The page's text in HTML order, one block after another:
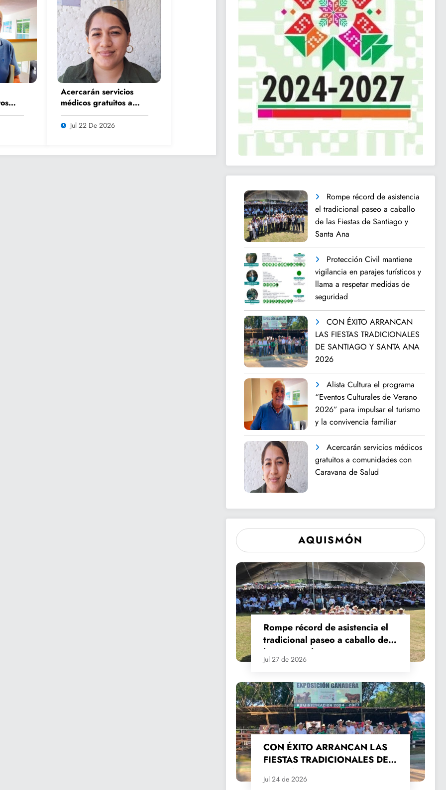
Acercarán servicios
médicos gratuitos a
comunidades con
Caravana de Salud
Jul 22 De 2026
Rompe récord de asistencia
el tradicional paseo a caballo
de las Fiestas de Santiago y
Santa Ana
Protección Civil mantiene
vigilancia en parajes turísticos y
llama a respetar medidas de
seguridad
CON ÉXITO ARRANCAN
LAS FIESTAS TRADICIONALES
DE SANTIAGO Y SANTA ANA
2026
Alista Cultura el programa
“Eventos Culturales de Verano
2026” para impulsar el turismo
y la convivencia familiar
Acercarán servicios médicos
gratuitos a comunidades con
Caravana de Salud
AQUISMÓN
Rompe récord de asistencia el
tradicional paseo a caballo de
las Fiestas de Santiago y Santa
Ana
Jul 27 de 2026
CON ÉXITO ARRANCAN LAS
FIESTAS TRADICIONALES DE
2026
Jul 24 de 2026